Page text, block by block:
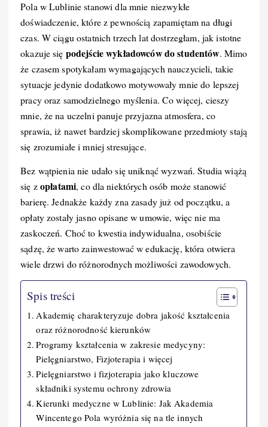
e
b
o
o
k
e
st
bl
r
di
t
e
d
I
n
y
Li
n
k
Pola w Lublinie stanowi dla mnie niezwykłe
doświadczenie, które z pewnością zapamiętam na długi
czas. W ciągu ostatnich trzech lat dostrzegłam, jak istotne
okazuje się podejście wykładowców do studentów. Mimo
że czasem spotykałam wymagających nauczycieli, takie
sytuacje jedynie dodatkowo motywowały mnie do lepszej
pracy oraz samodzielnego myślenia. Co więcej, cieszy
mnie, że na uczelni panuje przyjazna atmosfera, co
sprawia, iż nawet bardziej skomplikowane przedmioty stają
się zrozumiałe i mniej stresujące.
Bez wątpienia nie udało się uniknąć wyzwań. Studia wiążą
się zopłatami, co dla niektórych osób może stanowić
barierę. Jednakże każdy zna zasady już od początku, a
opłaty zostały jasno opisane w umowie, więc nie ma
zaskoczeń. Choć to kwestia indywidualna, osobiście
sądzę, że warto zainwestować w edukację, która otwiera
wiele drzwi do różnorodnych możliwości zawodowych.
Spis treści
Akademię charakteryzuje dobra jakość kształcenia
oraz różnorodność kierunków
Programy kształcenia w zakresie medycyny:
Pielęgniarstwo, Fizjoterapia i więcej
Pielęgniarstwo i fizjoterapia jako kluczowe
składniki systemu ochrony zdrowia
Kierunki medyczne w Lublinie: Jak Akademia
Wincentego Pola wyróżnia się na tle innych